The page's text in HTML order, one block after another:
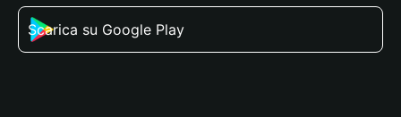
Scarica su Google Play